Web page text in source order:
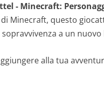
- Minecraft:
Minecraft, questo
a un nuovo
alla tua